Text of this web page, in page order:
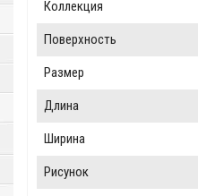
Коллекция
Поверхность
Размер
Длина
Ширина
Рисунок